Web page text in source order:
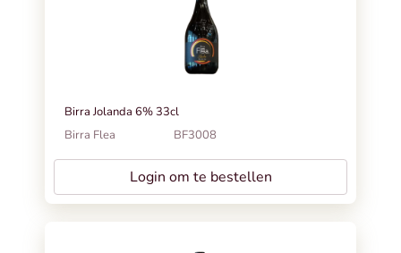
Birra Jolanda 6% 33cl
Birra Flea
BF3008
Login om te bestellen